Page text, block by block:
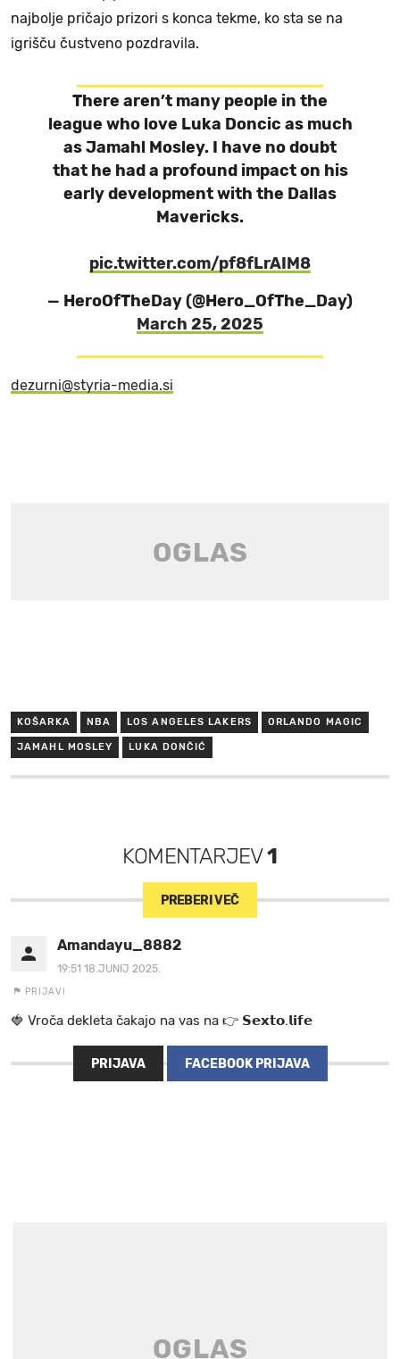
najbolje pričajo prizori s konca tekme, ko sta se na
igrišču čustveno pozdravila.
There aren’t many people in the
league who love Luka Doncic as much
as Jamahl Mosley. I have no doubt
that he had a profound impact on his
early development with the Dallas
Mavericks.
pic.twitter.com/pf8fLrAIM8
— HeroOfTheDay (@Hero_OfThe_Day)
March 25, 2025
dezurni@styria-media.si
KOŠARKA NBA LOS ANGELES LAKERS ORLANDO MAGIC
JAMAHL MOSLEY LUKA DONČIĆ
KOMENTARJEV1
PREBERI VEČ
Amandayu_8882
19:51 18.JUNIJ 2025.
PRIJAVI
🍓 V r o č a d e k l e t a ča k a jo na va s n a 👉 𝗦𝗲𝘅𝘁𝗼.𝗹𝗶𝗳𝗲
PRIJAVA FACEBOOK PRIJAVA